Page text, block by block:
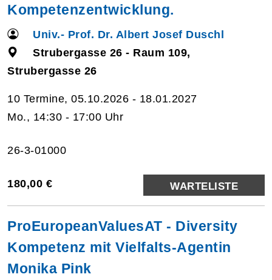
Kompetenzentwicklung.
Univ.- Prof. Dr. Albert Josef Duschl
Strubergasse 26 - Raum 109,
Strubergasse 26
10 Termine, 05.10.2026 - 18.01.2027
Mo., 14:30 - 17:00 Uhr
26-3-01000
180,00 € WARTELISTE
ProEuropeanValuesAT - Diversity
Kompetenz mit Vielfalts-Agentin
Monika Pink